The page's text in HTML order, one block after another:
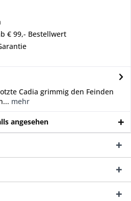
€ 99,- Bestellwert
Cadia grimmig den Feinden
mehr
angesehen